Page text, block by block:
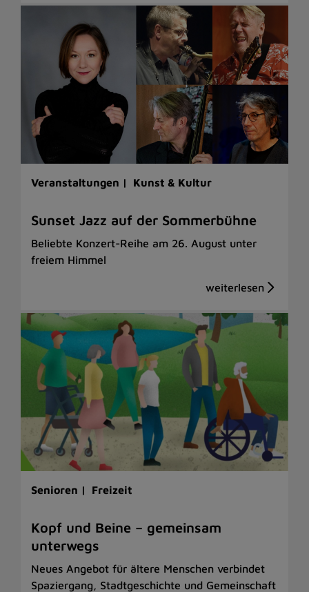
Veranstaltungen | Kunst & Kultur
Sunset Jazz auf der Sommerbühne
Beliebte Konzert-Reihe am 26. August unter
freiem Himmel
Senioren | Freizeit
Kopf und Beine – gemeinsam
unterwegs
Neues Angebot für ältere Menschen verbindet
Spaziergang, Stadtgeschichte und Gemeinschaft